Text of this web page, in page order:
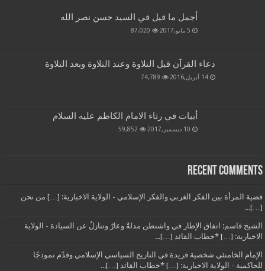
أجمل ما قيل في السيد حسن نصر الله
5 مايو,2017 87,020
دعاء القرآن قبل التلاوة وعند التلاوة وبعد التلاوة
14 أبريل,2016 74,789
أبيات في رثاء الامام الكاظم عليه السلام
10 ديسمبر,2017 59,852
Recent Comments
قضية المرأة بين الفكر الغربي والفكر الإسلامي - الولاية الاخبارية: […] من نحن
[…]...
الشيخ قاسم: اتفاق الإطار في واشنطن مذلةٌ وعارٌ وتنازلٌ عن السيادة - الولاية
الاخبارية: […] *خطاب القائد […]...
الإمام الخامنئي شخصية فريدة في التاريخ السياسي الإسلامي وقدّم نموذجًا
للحاكمية - الولاية الاخبارية: […] *خطاب القائد […]...